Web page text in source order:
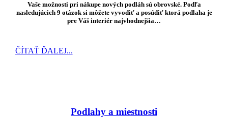
Vaše možnosti pri nákupe nových podláh sú obrovské. Podľa
nasledujúcich 9 otázok si môžete vyvodiť a posúdiť ktorá podlaha je
pre Váš interiér najvhodnejšia…
ČÍTAŤ ĎALEJ...
Podlahy a miestnosti